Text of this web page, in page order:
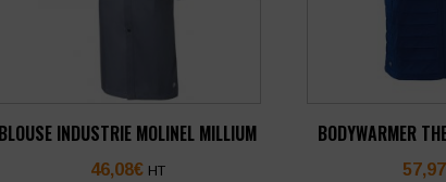
BLOUSE INDUSTRIE MOLINEL MILLIUM
46,08€ HT
BODYWARMER
57,97